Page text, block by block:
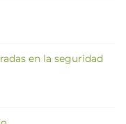
en la seguridad